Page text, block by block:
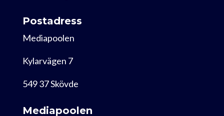
Postadress
Mediapoolen
Kylarvägen 7
549 37 Skövde
Mediapoolen